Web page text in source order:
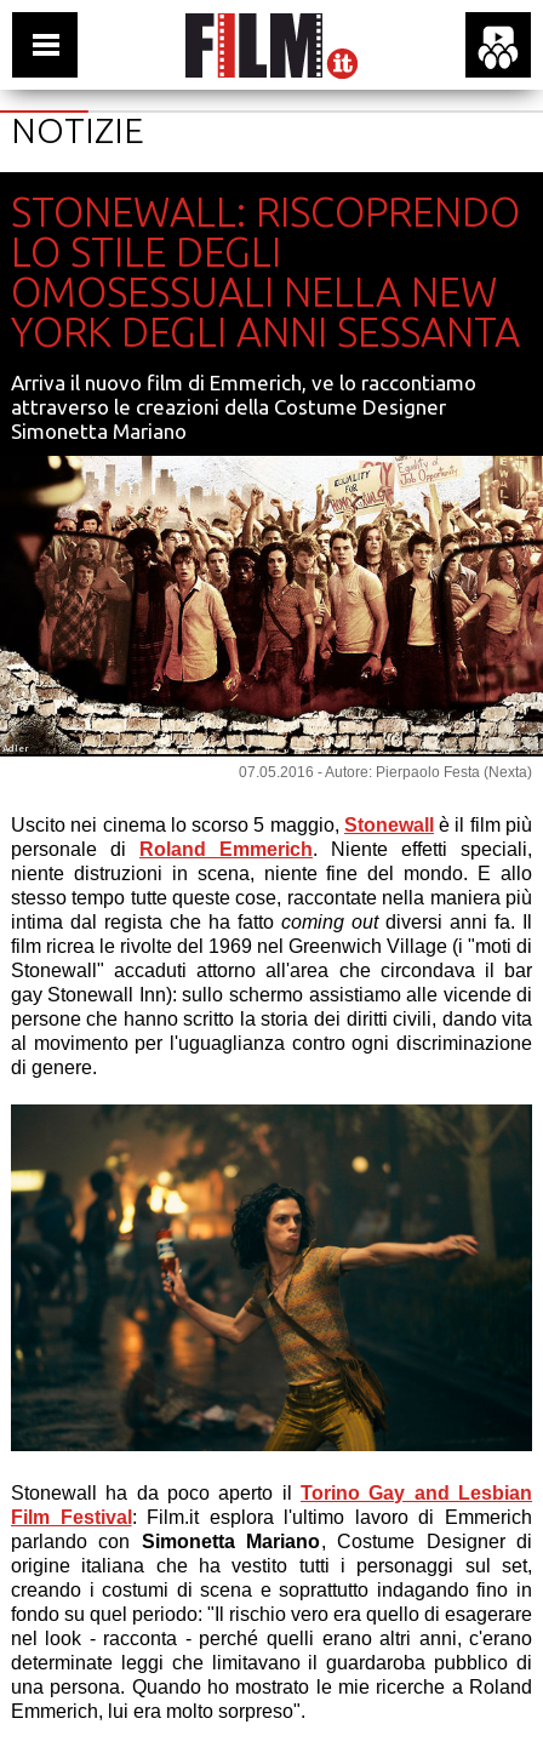
NOTIZIE
STONEWALL: RISCOPRENDO
LO STILE DEGLI
OMOSESSUALI NELLA NEW
YORK DEGLI ANNI SESSANTA
Arriva il nuovo film di Emmerich, ve lo raccontiamo
attraverso le creazioni della Costume Designer
Simonetta Mariano
Adler
07.05.2016 - Autore: Pierpaolo Festa (Nexta)
Uscito nei cinema lo scorso 5 maggio, Stonewall
è il film più
personale di
Roland Emmerich. Niente effetti speciali,
niente distruzioni in scena, niente fine del mondo. E allo
stesso tempo tutte queste cose, raccontate nella maniera più
intima dal regista che ha fatto coming outdiversi anni fa. Il
film ricrea le rivolte del 1969 nel Greenwich Village (i "moti di
Stonewall" accaduti attorno all'area che circondava il bar
gay Stonewall Inn): sullo schermo assistiamo alle vicende di
persone che hanno scritto la storia dei diritti civili, dando vita
al movimento per l'uguaglianza contro ogni discriminazione
di genere.
Stonewall ha da poco aperto ilTorino Gay and Lesbian
Film Festival : Film.it esplora l'ultimo lavoro di Emmerich
parlando con Simonetta Mariano, Costume Designer di
origine italiana che ha vestito tutti i personaggi sul set,
creando i costumi di scena e soprattutto indagando fino in
fondo su quel periodo: "Il rischio vero era quello di esagerare
nel look - racconta - perché quelli erano altri anni, c'erano
determinate leggi che limitavano il guardaroba pubblico di
una persona. Quando ho mostrato le mie ricerche a Roland
Emmerich, lui era molto sorpreso".